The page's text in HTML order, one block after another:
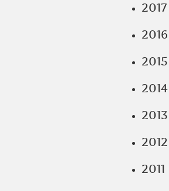
2017
2016
2015
2014
2013
2012
2011